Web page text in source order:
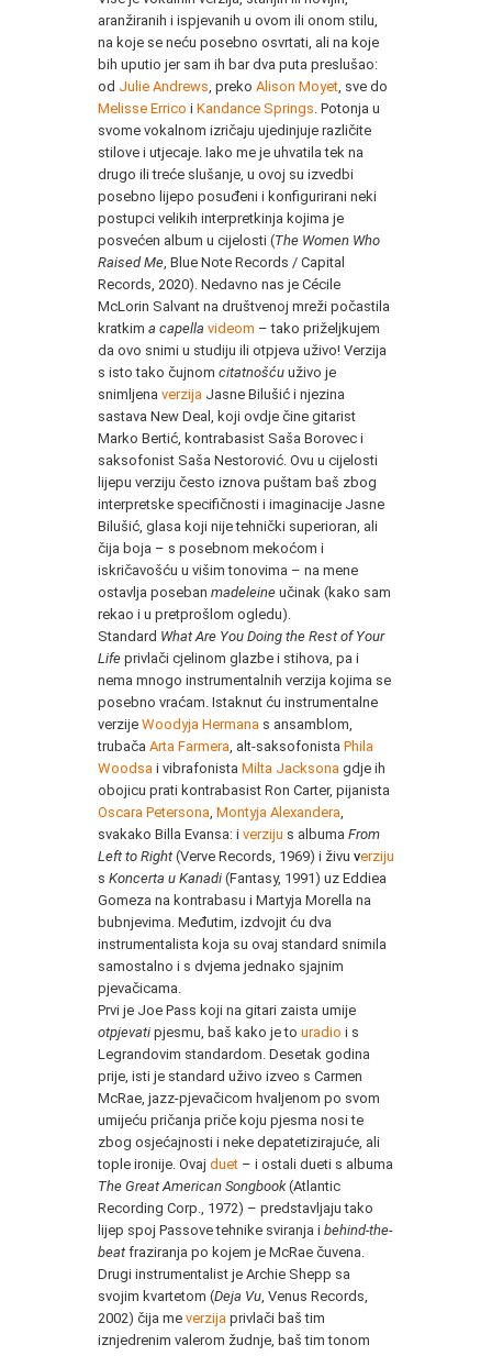
aranžiranih i ispjevanih u ovom ili onom stilu,
na koje se neću posebno osvrtati, ali na koje
bih uputio jer sam ih bar dva puta preslušao:
od Julie Andrews , preko Alison Moyet , sve do
Melisse Errico i Kandance Springs . Potonja u
svome vokalnom izričaju ujedinjuje različite
stilove i utjecaje. Iako me je uhvatila tek na
drugo ili treće slušanje, u ovoj su izvedbi
posebno lijepo posuđeni i konfigurirani neki
postupci velikih interpretkinja kojima je
posvećen album u cijelosti (The Women Who
Raised Me , Blue Note Records / Capital
Records, 2020). Nedavno nas je Cécile
McLorin Salvant na društvenoj mreži počastila
kratkim a capella videom – tako priželjkujem
da ovo snimi u studiju ili otpjeva uživo! Verzija
s isto tako čujnom citatnošću uživo je
snimljena verzija Jasne Bilušić i njezina
sastava New Deal, koji ovdje čine gitarist
Marko Bertić, kontrabasist Saša Borovec i
saksofonist Saša Nestorović. Ovu u cijelosti
lijepu verziju često iznova puštam baš zbog
interpretske specifičnosti i imaginacije Jasne
Bilušić, glasa koji nije tehnički superioran, ali
čija boja – s posebnom mekoćom i
iskričavošću u višim tonovima – na mene
ostavlja poseban madeleine učinak (kako sam
rekao i u pretprošlom ogledu).
Standard What Are You Doing the Rest of Your
Life privlači cjelinom glazbe i stihova, pa i
nema mnogo instrumentalnih verzija kojima se
posebno vraćam. Istaknut ću instrumentalne
verzije Woodyja Hermana s ansamblom,
trubača Arta Farmera , alt-saksofonista Phila
Woodsa i vibrafonista Milta Jacksona gdje ih
obojicu prati kontrabasist Ron Carter, pijanista
Oscara Petersona Montyja Alexandera
svakako Billa Evansa: i verziju s albuma From
Left to Right (Verve Records, 1969) i živu verziju
s Koncerta u Kanadi (Fantasy, 1991) uz Eddiea
Gomeza na kontrabasu i Martyja Morella na
bubnjevima. Međutim, izdvojit ću dva
instrumentalista koja su ovaj standard snimila
samostalno i s dvjema jednako sjajnim
pjevačicama.
Prvi je Joe Pass koji na gitari zaista umije
otpjevati pjesmu, baš kako je to uradio i s
Legrandovim standardom. Desetak godina
prije, isti je standard uživo izveo s Carmen
McRae, jazz-pjevačicom hvaljenom po svom
umijeću pričanja priče koju pjesma nosi te
zbog osjećajnosti i neke depatetizirajuće, ali
tople ironije. Ovaj duet – i ostali dueti s albuma
The Great American Songbook(Atlantic
Recording Corp., 1972) – predstavljaju tako
lijep spoj Passove tehnike sviranja i behind-the-
beat fraziranja po kojem je McRae čuvena.
Drugi instrumentalist je Archie Shepp sa
svojim kvartetom (Deja Vu , Venus Records,
2002) čija me verzija privlači baš tim
iznjedrenim valerom žudnje, baš tim tonom